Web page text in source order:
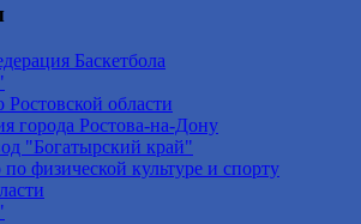
Баскетбола
Ростовской области
города Ростова-на-Дону
"Богатырский край"
физической культуре и спорту